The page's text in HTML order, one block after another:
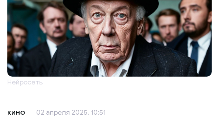
НАС
Нейросеть
КИНО 02 апреля 2025, 10:51